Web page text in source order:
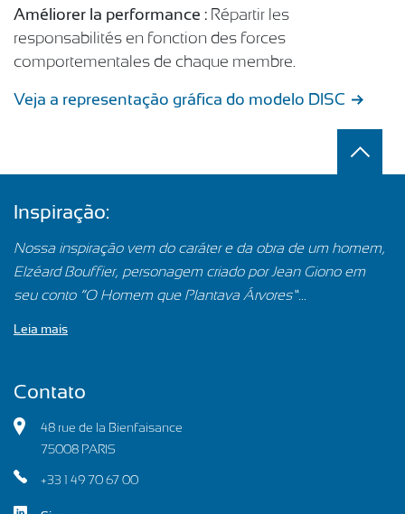
Améliorer la performance : Répartir les
responsabilités en fonction des forces
comportementales de chaque membre.
Veja a representação gráfica do modelo DISC
Inspiração:
Nossa inspiração vem do caráter e da obra de um homem,
Elzéard Bouffier, personagem criado por Jean Giono em
seu conto “O Homem que Plantava Árvores”...
Leia mais
Contato
48 rue de la Bienfaisance
75008 PARIS
+33 1 49 70 67 00